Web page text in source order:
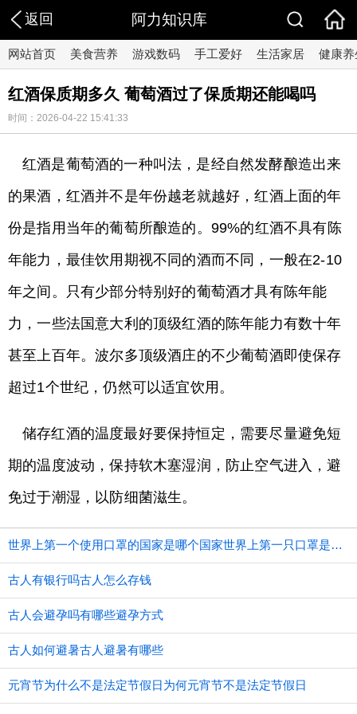
返回 阿力知识库
网站首页 美食营养 游戏数码 手工爱好 生活家居 健康养
红酒保质期多久 葡萄酒过了保质期还能喝吗
时间：2026-04-22 15:41:33
红酒是葡萄酒的一种叫法，是经自然发酵酿造出来
的果酒，红酒并不是年份越老就越好，红酒上面的年
份是指用当年的葡萄所酿造的。99%的红酒不具有陈
年能力，最佳饮用期视不同的酒而不同，一般在2-10
年之间。只有少部分特别好的葡萄酒才具有陈年能
力，一些法国意大利的顶级红酒的陈年能力有数十年
甚至上百年。波尔多顶级酒庄的不少葡萄酒即使保存
超过1个世纪，仍然可以适宜饮用。
储存红酒的温度最好要保持恒定，需要尽量避免短
期的温度波动，保持软木塞湿润，防止空气进入，避
免过于潮湿，以防细菌滋生。
世界上第一个使用口罩的国家是哪个国家世界上第一只口罩是谁发明的
古人有银行吗古人怎么存钱
古人会避孕吗有哪些避孕方式
古人如何避暑古人避暑有哪些
元宵节为什么不是法定节假日为何元宵节不是法定节假日